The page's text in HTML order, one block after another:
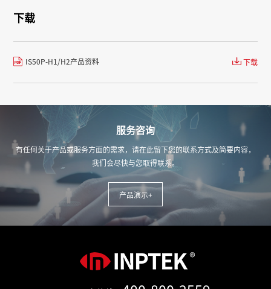
下载
IS50P-H1/H2产品资料 下载
服务咨询
有任何关于产品或服务方面的需求，请在此留下您的联系方式及简要内容，
我们会尽快与您取得联系。
产品演示+